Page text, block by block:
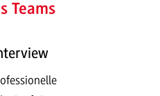
Teams